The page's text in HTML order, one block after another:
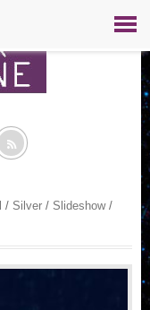
a
/ Silver / Slideshow /